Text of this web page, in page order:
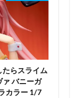
たらスライム
ァ バニーガ
カラー 1/7